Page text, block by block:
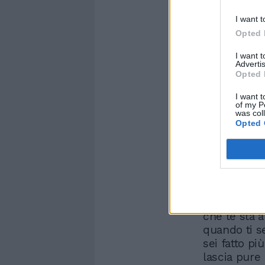
I want
Opted
I want
Opted
I want
of my
was
Opted
Un
qualche
meno!”,
C’è chi
che te sta
quando ti
sei fatto
lascia pure